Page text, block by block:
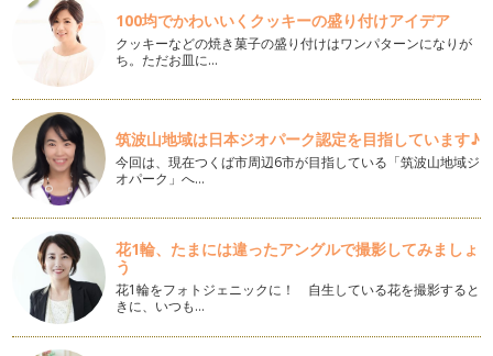
今年を「色」で表すと？
2014年最後の記事ですね。 年末になるとニュースなどで
今年のクリスマスのテーマカラーは
いよいよ12月！街のディスプレイは、年々忙しくなっていて
ハロウィーンの翌日にはクリスマスツ…
お月様は何色？
気温が低いこの時期になってくると空気がキーンと澄んで、月
や星が見えやすく夜空がキレイに見え…
カラーであったかエコLIFE
あっという間に１１月！秋から冬への移り変わりって本当に早
いものです。私が暮らしている仙台は…
100均でかわいいくクッキーの盛り付けアイデア
クッキーなどの焼き菓子の盛り付けはワンパターンになりが
ち。ただお皿に…
筑波山地域は日本ジオパーク認定を目指しています♪
今回は、現在つくば市周辺6市が目指している「筑波山地域ジ
オパーク」へ…
花1輪、たまには違ったアングルで撮影してみましょ
う
花1輪をフォトジェニックに！ 自生している花を撮影すると
きに、いつも…